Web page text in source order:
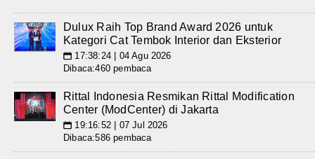
Dulux Raih Top Brand Award 2026 untuk
Kategori Cat Tembok Interior dan Eksterior
📅 17:38:24 | 04 Agu 2026
Dibaca:460 pembaca
Rittal Indonesia Resmikan Rittal Modification
Center (ModCenter) di Jakarta
📅 19:16:52 | 07 Jul 2026
Dibaca:586 pembaca